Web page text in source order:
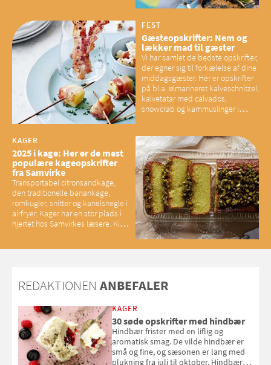
have konsekvenser for vores
sociale fællesskaber
FEST
Gæsteopskrifter: Nem og
lækker mad til gæster
Vi har samlet de bedste opskrifter,
der egner sig til forkælelse af dine
middagsgæster. Her er opskrifter
på bl.a. ølmarineret kalveschnitzel,
kalvetatar med calvados,
snowcrab og kammuslinger i
KAGER
2025 i kage: Her er de mest
populære kageopskrifter
fra Samvirke
Transportabel citronsandkage,
den traditionelle banankage,
romkugler, snitter og kanelsnegle i
airfryer. Kager har en stor plads i
hjertet hos Samvirkes læsere. Kig
REDAKTIONEN ANBEFALER
KAGER
30 søde opskrifter med hindbær
Hindbær frister med en liflig og
aromatisk smag. De vilde hindbær er
små og fine, og sæsonen er lang med
plukning fra juli til oktober. Hindbær